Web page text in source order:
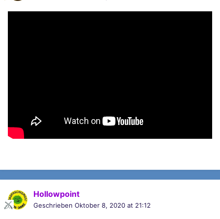
Hollowpoint
Geschrieben Oktober 8, 2020 at 21:12